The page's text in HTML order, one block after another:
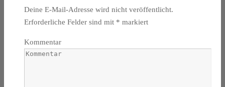
Deine E-Mail-Adresse wird nicht veröffentlicht.
Erforderliche Felder sind mit * markiert
Kommentar